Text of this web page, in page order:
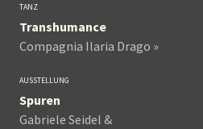
TANZ
Transhumance
Compagnia Ilaria Drago »
AUSSTELLUNG
Spuren
Gabriele Seidel &